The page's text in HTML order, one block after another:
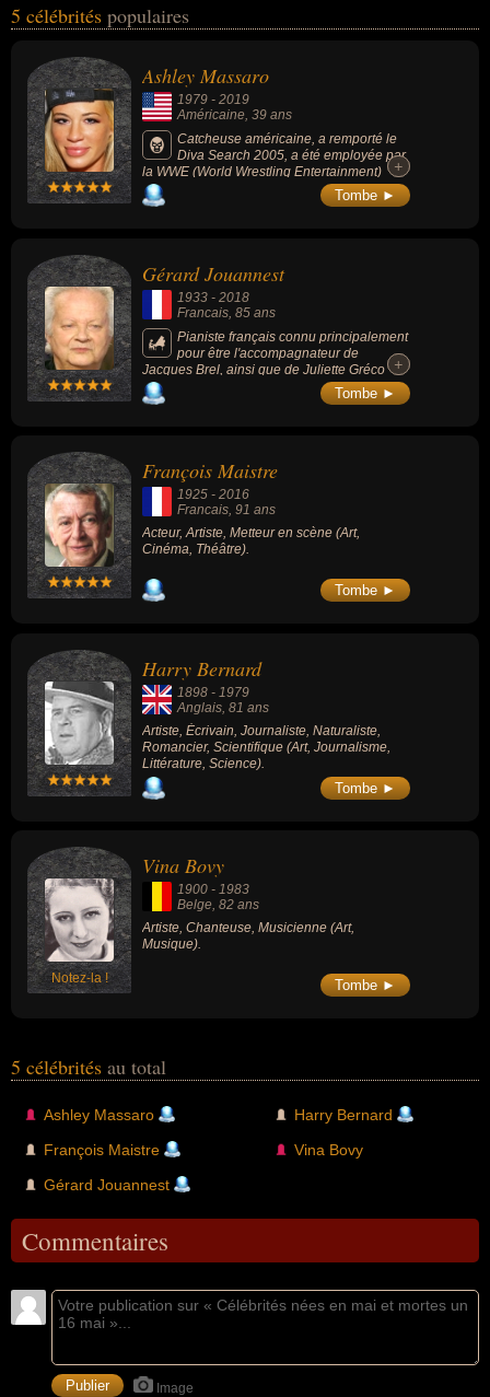
cinéma, du théâtre, du journalisme, de la littérature ou de la
mannequin, sportif, artiste, conjoint de célébrité, musicien, pianiste,
acteur, metteur en scène, écrivain, journaliste, naturaliste,
romancier, scientifique ou chanteur. En ce qui concerne leurs
nationalités au moment de leurs morts, ils peuvent avoir été
américain, francais, anglais ou belge par exemple.
5 célébrités populaires
Ashley Massaro
1979 - 2019
Américaine, 39 ans
Catcheuse américaine, a remporté le
Diva Search 2005, a été employée par
la WWE (World Wrestling Entertainment)
entre 2005 et 2008.
+
+
Tombe ►
Gérard Jouannest
1933 - 2018
Francais , 85 ans
Pianiste français connu principalement
pour être l'accompagnateur de
Jacques Brel, ainsi que de Juliette Gréco
dont il fut l'époux.
+
+
Tombe ►
François Maistre
1925 - 2016
Francais, 91 ans
Acteur, Artiste, Metteur en scène (Art,
Cinéma, Théâtre).
Tombe ►
Harry Bernard
1898 - 1979
Anglais , 81 ans
Artiste, Écrivain, Journaliste, Naturaliste,
Romancier, Scientifique (Art, Journalisme,
Littérature, Science).
Tombe ►
Notez-la !
Vina Bovy
1900 - 1983
Belge, 82 ans
Artiste, Chanteuse, Musicienne (Art,
Musique).
Tombe ►
5 célébrités au total
Ashley Massaro
François Maistre
Gérard Jouannest
Harry Bernard
Vina Bovy
Commentaires
Image